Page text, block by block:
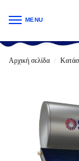
MENU
Αρχική σελίδα /